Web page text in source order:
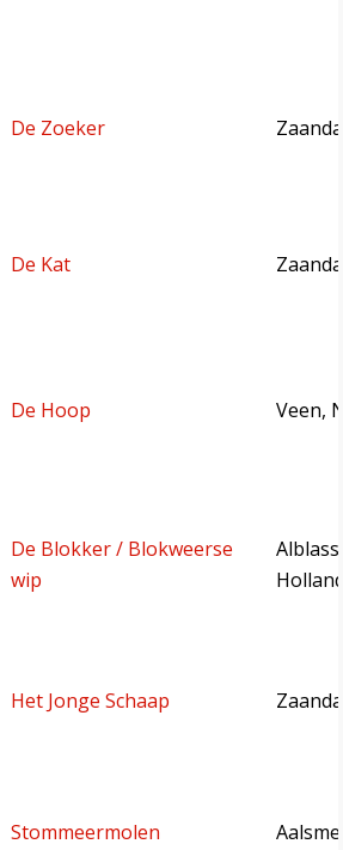
De Zoeker
De Kat
De Hoop Veen,
De Blokker / Blokweerse
wip
Het Jonge Schaap
Stommeermolen